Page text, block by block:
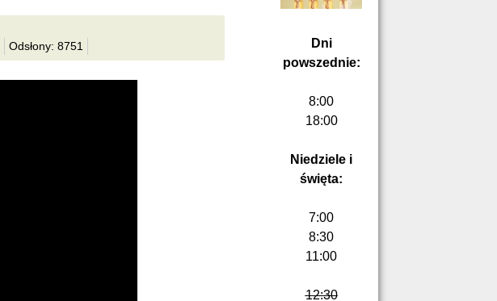
Odsłony: 8751
Dni
powszednie:
8:00
18:00
Niedziele i
święta:
7:00
8:30
11:00
12:30